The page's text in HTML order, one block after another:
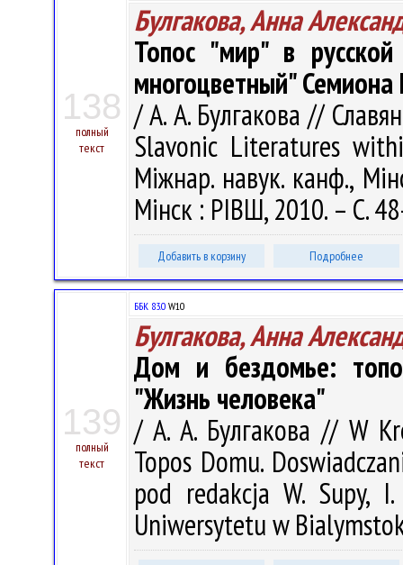
138
полный
текст
Булгакова, Анна
Топос "мир" в
многоцветный"
/ А. А. Булгакова //
Slavonic Literatures
Міжнар. навук. канф.,
Мінск : РІВШ, 2010. – С.
Добавить в корзину Подробнее
139
полный
текст
ББК 83.0 W10
Булгакова, Анна
Дом и бездомье:
"Жизнь человека"
/ А. А. Булгакова // W
Topos Domu.
pod redakcja W. Supy,
Uniwersytetu w